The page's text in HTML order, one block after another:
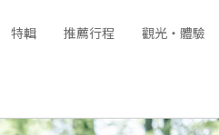
特輯 推薦行程 觀光‧體驗